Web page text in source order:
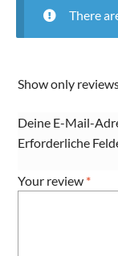
There
Show only
Deine E-Mail-
Erforderliche
Your review *